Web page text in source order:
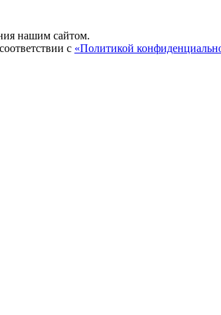
нашим сайтом.
с «Политикой